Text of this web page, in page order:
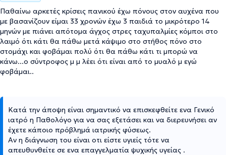
Παθαίνω αρκετές κρίσεις πανικού έχω πόνους στον αυχένα που
με βασανίζουν είμαι 33 χρονών έχω 3 παιδιά το μικρότερο 14
μηνών με πιάνει απότομα άγχος στρες ταχυπαλμίες κόμποι στο
λαιμό ότι κάτι θα πάθω μετά κάψιμο στο στήθος πόνο στο
στομάχι και φοβάμαι πολύ ότι θα πάθω κάτι τι μπορώ να
κάνω...ο σύντροφος μ μ λέει ότι είναι από το μυαλό μ εγώ
φοβάμαι..
Κατά την άποψη είναι σημαντικό να επισκεφθείτε ενα Γενικό
ιατρό η Παθολόγο για να σας εξετάσει και να διερευνήσει αν
έχετε κάποιο πρόβλημά ιατρικής φύσεως.
Αν η διάγνωση του είναι οτι είστε υγιείς τότε να
απευθυνθείτε σε ενα επαγγελματία ψυχικής υγείας .